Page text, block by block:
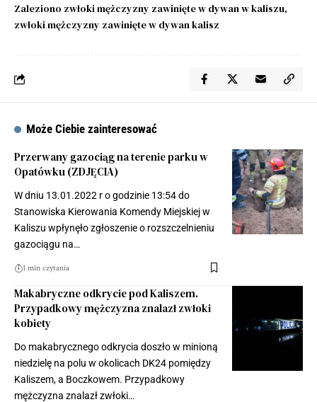
Zaleziono zwłoki mężczyzny zawinięte w dywan w kaliszu
zwłoki mężczyzny zawinięte w dywan kalisz
Może Ciebie zainteresować
Przerwany gazociąg na terenie parku w
Opatówku (ZDJĘCIA)
W dniu 13.01.2022 r o godzinie 13:54 do
Stanowiska Kierowania Komendy Miejskiej w
Kaliszu wpłynęło zgłoszenie o rozszczelnieniu
gazociągu na…
1 min czytania
Makabryczne odkrycie pod Kaliszem.
Przypadkowy mężczyzna znalazł zwłoki
kobiety
Do makabrycznego odkrycia doszło w minioną
niedzielę na polu w okolicach DK24 pomiędzy
Kaliszem, a Boczkowem. Przypadkowy
mężczyzna znalazł zwłoki…